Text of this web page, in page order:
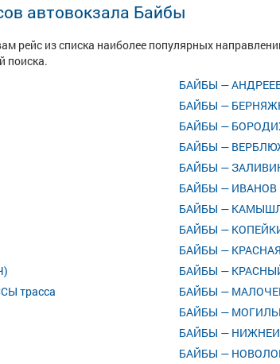
автовокзала Байбы
рейс из списка наиболее популярных
поиска.
БАЙБЫ —
БАЙБЫ —
БАЙБЫ —
БАЙБЫ —
БАЙБЫ —
БАЙБЫ — ИВАНОВ
БАЙБЫ —
БАЙБЫ —
БАЙБЫ —
БАЙБЫ —
трасса
БАЙБЫ —
БАЙБЫ —
БАЙБЫ —
БАЙБЫ —